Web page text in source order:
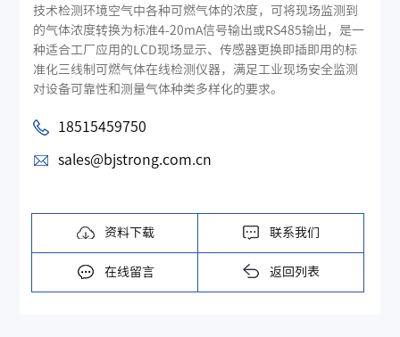
技术检测环境空气中各种可燃气体的浓度，可将现场监测到
的气体浓度转换为标准4-20mA信号输出或RS485输出，是一
种适合工厂应用的LCD现场显示、传感器更换即插即用的标
准化三线制可燃气体在线检测仪器，满足工业现场安全监测
对设备可靠性和测量气体种类多样化的要求。
18515459750
sales@bjstrong.com.cn
资料下载 联系我们
在线留言 返回列表